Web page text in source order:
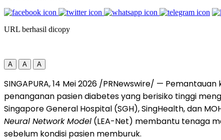
URL berhasil dicopy
A A A
SINGAPURA, 14 Mei 2026 /PRNewswire/ —
penanganan pasien diabetes yang berisiko tinggi
Singapore General Hospital (SGH), SingHealth, dan
Neural Network Model (LEA-Net) membantu tenaga
sebelum kondisi pasien memburuk.